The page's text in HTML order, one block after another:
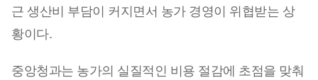
근 생산비 부담이 커지면서 농가 경영이 위협받는 상
황이다.
중앙청과는 농가의 실질적인 비용 절감에 초점을 맞춰